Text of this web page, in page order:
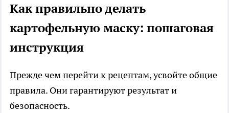
Как правильно делать
картофельную маску: пошаговая
инструкция
Прежде чем перейти к рецептам, усвойте общие
правила. Они гарантируют результат и
безопасность.